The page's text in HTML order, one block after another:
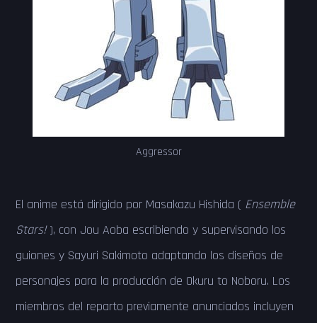
Aggressor
El anime está dirigido por Masakazu Hishida ( Ensemble
Stars!), con Jou Aoba escribiendo y supervisando los
guiones y Sayuri Sakimoto adaptando los diseños de
personajes para la producción de Okuru to Noboru. Los
miembros del reparto previamente anunciados incluyen